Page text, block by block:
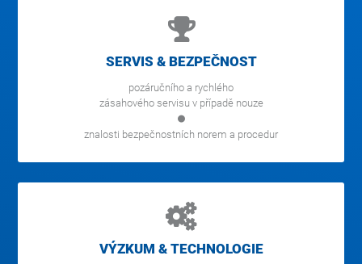
SERVIS & BEZPEČNOST
pozáručního a rychlého
zásahového servisu v případě nouze
znalosti bezpečnostních norem a procedur
VÝZKUM & TECHNOLOGIE